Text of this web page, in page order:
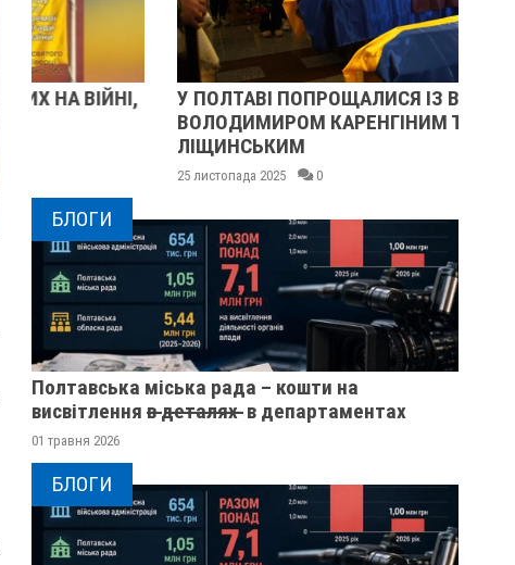
У ПОЛТАВІ ПОПРОЩАЛИСЯ ІЗ ВІЙСЬКОВИМИ
ВОЛОДИМИРОМ КАРЕНГІНИМ ТА ОЛЕГОМ
БЛОГИ
Полтавська міська рада – кошти на
висвітлення в̶ ̶д̶е̶т̶а̶л̶я̶х̶ ̶ в департаментах
01 травня 2026
БЛОГИ